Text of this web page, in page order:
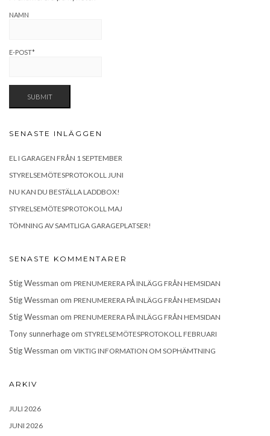
NAMN
E-POST*
SENASTE INLÄGGEN
EL I GARAGEN FRÅN 1 SEPTEMBER
STYRELSEMÖTESPROTOKOLL JUNI
NU KAN DU BESTÄLLA LADDBOX!
STYRELSEMÖTESPROTOKOLL MAJ
TÖMNING AV SAMTLIGA GARAGEPLATSER!
SENASTE KOMMENTARER
Stig Wessman om PRENUMERERA PÅ INLÄGG FRÅN HEMSIDAN
Stig Wessman om PRENUMERERA PÅ INLÄGG FRÅN HEMSIDAN
Stig Wessman om PRENUMERERA PÅ INLÄGG FRÅN HEMSIDAN
Tony sunnerhageom STYRELSEMÖTESPROTOKOLL FEBRUARI
Stig Wessman om VIKTIG INFORMATION OM SOPHÄMTNING
ARKIV
JULI 2026
JUNI 2026